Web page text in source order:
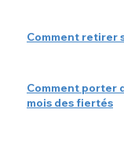
Comment retirer
Comment porter
mois des fiertés